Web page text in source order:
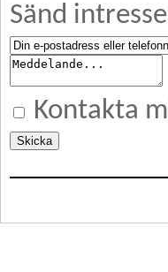
Sänd
Kontakta